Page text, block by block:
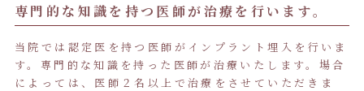
専門的な知識を持つ医師が治療を行います。
当院では認定医を持つ医師がインプラント埋入を行いま
す。専門的な知識を持った医師が治療いたします。場合
によっては、医師２名以上で治療をさせていただきま